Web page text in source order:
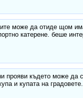
може да отиде щом
катерене. беше
прояви където може
и купата на